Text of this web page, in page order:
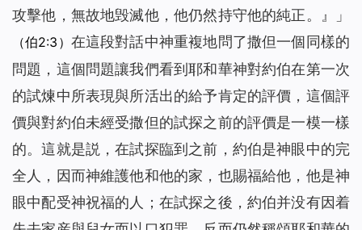
攻擊他，無故地毁滅他，他仍然持守他的純正。』」
（伯2:3） 在這段對話中神重複地問了撒但一個同樣的
問題，這個問題讓我們看到耶和華神對約伯在第一次
的試煉中所表現與所活出的給予肯定的評價，這個評
價與對約伯未經受撒但的試探之前的評價是一模一樣
的。這就是説，在試探臨到之前，約伯是神眼中的完
全人，因而神維護他和他的家，也賜福給他，他是神
眼中配受神祝福的人；在試探之後，約伯并没有因着